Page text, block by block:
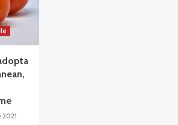
2021